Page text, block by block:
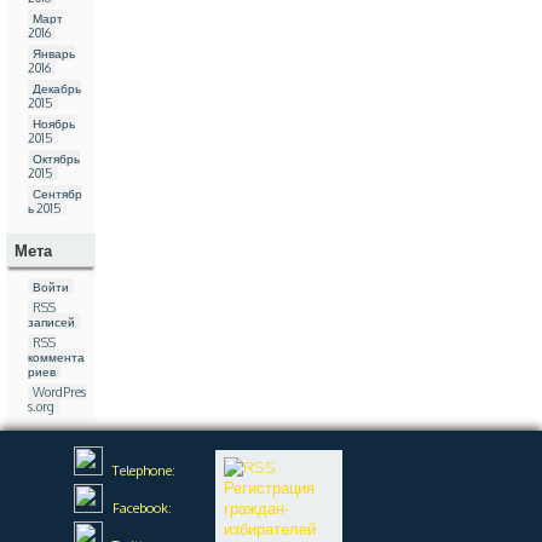
Март
2016
Январь
2016
Декабрь
2015
Ноябрь
2015
Октябрь
2015
Сентябр
ь 2015
Мета
Войти
RSS
записей
RSS
коммента
риев
WordPres
s.org
Telephone:
Facebook:
Регистрация
граждан-
избирателей